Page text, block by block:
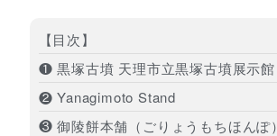
【目次】
❶ 黒塚古墳 天理市立黒塚古墳展示館
❷ Yanagimoto Stand
❸ 御陵餅本舗（ごりょうもちほんぽ）